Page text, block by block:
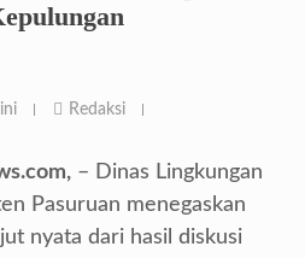
Redaksi
– Dinas Lingkungan
Pasuruan menegaskan
nyata dari hasil diskusi